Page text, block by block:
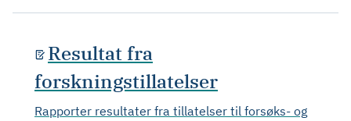
Resultat fra
forskningstillatelser
Rapporter resultater fra tillatelser til forsøks- og